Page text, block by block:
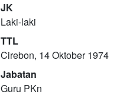
JK
Laki-laki
TTL
Cirebon, 14 Oktober 1974
Jabatan
Guru PKn